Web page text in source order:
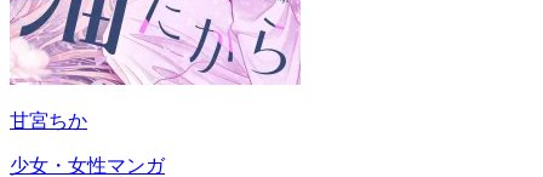
甘宮ちか
少女・女性マンガ